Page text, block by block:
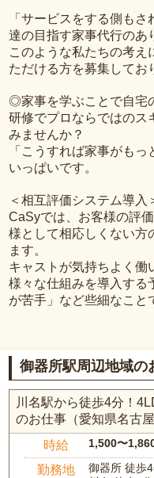
「サービスをする側も
達の目指す家事代行のあ
このような私たちの考え
ただける方を募集してお
◎家事を学ぶことで自宅
研修でプロならではのス
みませんか？
「こうすれば家事がも
いっぱいです。
＜相互評価システム導入
CaSyでは、お客様の評
様として相応しくない方
ます。
キャストが気持ちよく働
様々な仕組みを導入する
が苦手」など些細なこと
御器所駅周辺地域の
川名駅から徒歩4分！
のお仕事（愛知県名古屋
時給 1,500〜
勤務地
御器所 徒歩